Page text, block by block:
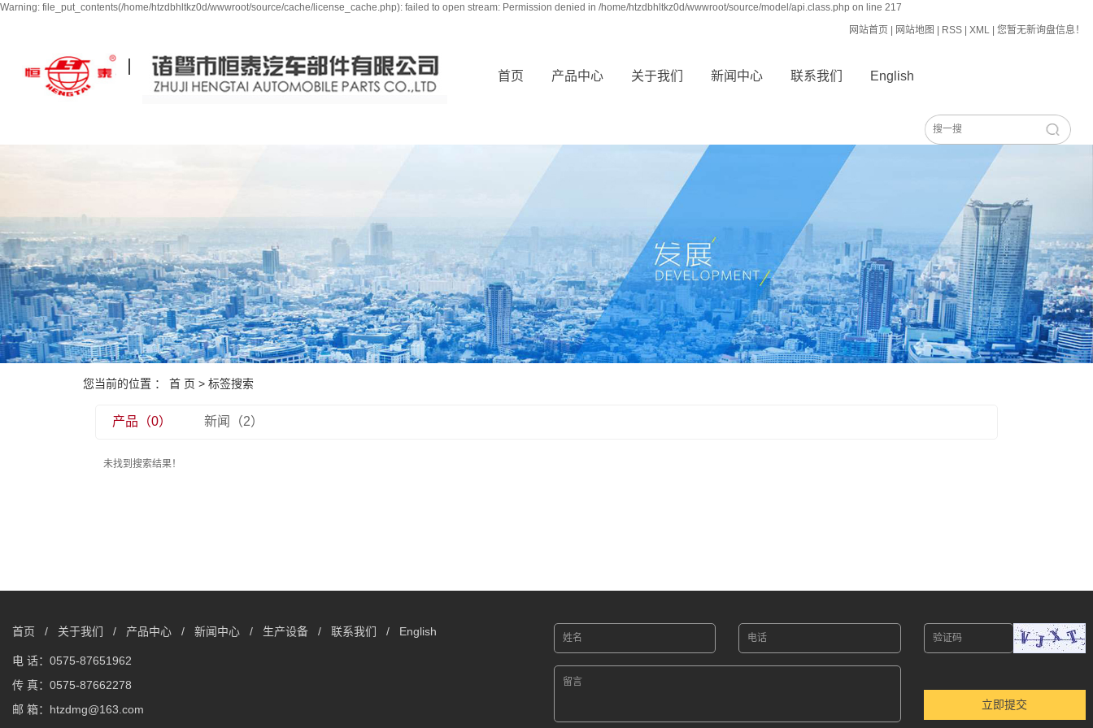
Warning: file_put_contents(/home/htzdbhltkz0d/wwwroot/source/cache/license_cache.php): failed to open stream: Permission denied in /home/htzdbhltkz0d/wwwroot/source/model/api.class.php on line 217
网站首页
网站地图 RSS XML 您暂无新询盘信息！
首页 产品中心 关于我们 新闻中心 联系我们 English
您当前的位置 ： 首 页 > 标签搜索
产品（0） 新闻（2）
未找到搜索结果！
首页 / 关于我们 / 产品中心 / 新闻中心 / 生产设备 / 联系我们 / English
电 话：0575-87651962
传 真：0575-87662278
邮 箱：htzdmg@163.com